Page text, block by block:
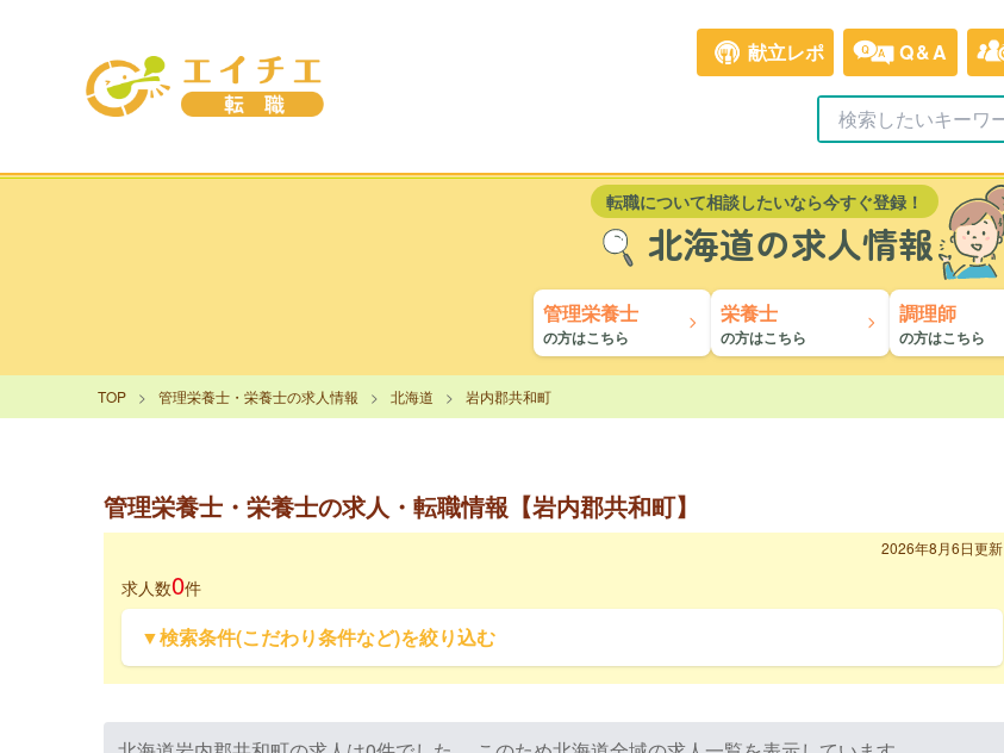
献立レポ Q&A
転職について相談したいなら今すぐ登録！
北海道の求人情報
管理栄養士
の方はこちら
栄養士
の方はこちら
調理師
の方はこちら
TOP 管理栄養士・栄養士の求人情報 北海道 岩内郡共和町
管理栄養士・栄養士の求人・転職情報【岩内郡共和町】
2026年8月6日更新
求人数0件
▼検索条件(こだわり条件など)を絞り込む